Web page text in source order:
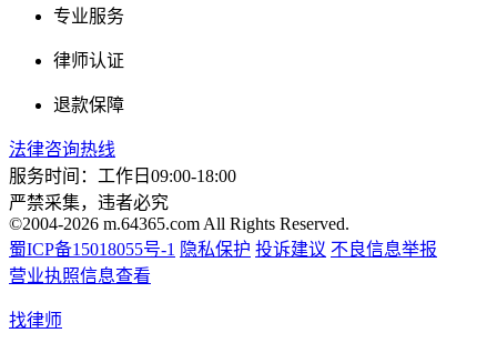
专业服务
律师认证
退款保障
法律咨询热线
服务时间：工作日09:00-18:00
严禁采集，违者必究
©2004-2026 m.64365.com All Rights Reserved.
蜀ICP备15018055号-1 隐私保护 投诉建议 不良信息举报
营业执照信息查看
找律师